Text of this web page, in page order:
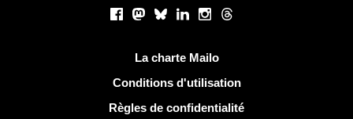
Réseaux sociaux
Facebook
Mastodon
BlueskyLinkedInInstagram
Threads
La charte Mailo
Conditions d'utilisation
Règles de confidentialité